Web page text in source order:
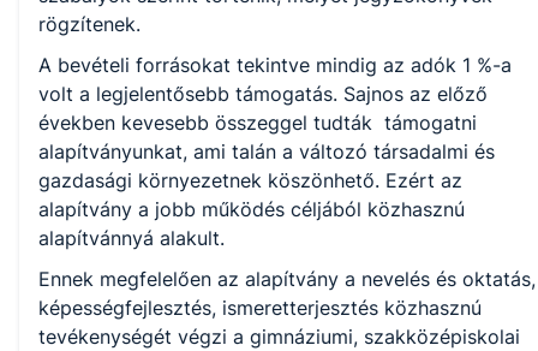
rögzítenek.
A bevételi forrásokat tekintve mindig az adók 1 %-a
volt a legjelentősebb támogatás. Sajnos az előző
években kevesebb összeggel tudták támogatni
alapítványunkat, ami talán a változó társadalmi és
gazdasági környezetnek köszönhető. Ezért az
alapítvány a jobb működés céljából közhasznú
alapítvánnyá alakult.
Ennek megfelelően az alapítvány a nevelés és oktatás,
képességfejlesztés, ismeretterjesztés közhasznú
tevékenységét végzi a gimnáziumi, szakközépiskolai